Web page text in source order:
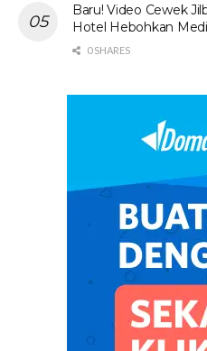
Baru! Video Cewek
Hotel Hebohkan
0 SHARES